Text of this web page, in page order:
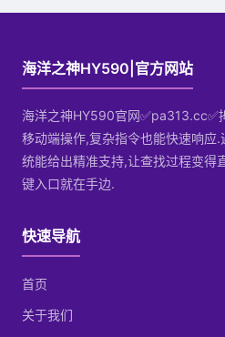
海洋之神HY590|官方网站
海洋之神HY590官网✅pa313.cc✅
移动端操作,复杂指令也能快速响应
统能给出精准支持,让查找过程变得
键入口就在手边.
快速导航
首页
关于我们